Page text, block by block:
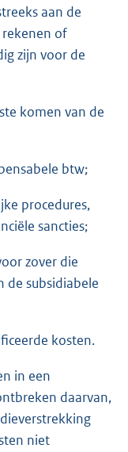
aan de
of
zijn voor de
komen van de
btw;
procedures,
sancties;
zover die
de subsidiabele
kosten.
in een
daarvan,
niet